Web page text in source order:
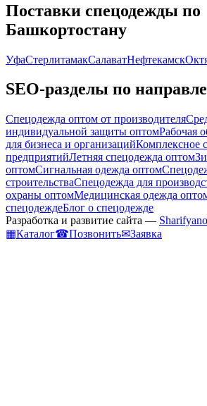
Поставки спецодежды по
Башкортостану
УфаСтерлитамакСалаватНефтекамск
SEO-разделы по
Спецодежда оптом от производителя
индивидуальной защиты оптомРабочая
для бизнеса и организацийКомплексное
предприятийЛетняя спецодежда оптом
оптомСигнальная одежда оптом
строительстваСпецодежда для
охраны оптомМедицинская одежда
спецодеждеБлог о спецодежде
Разработка и развитие сайта —
▦Каталог☎Позвонить✉Заявка